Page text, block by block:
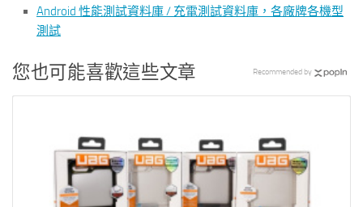
Android 性能測試資料庫 / 充電測試資料庫，各廠牌各機型
測試
您也可能喜歡這些文章 Recommended by